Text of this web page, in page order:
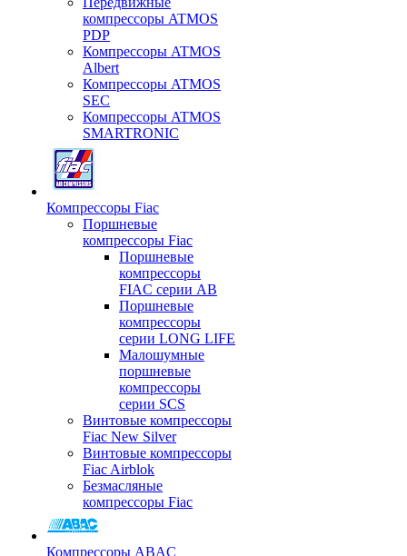
компрессоры ATMOS
PDP
Компрессоры ATMOS
Albert
Компрессоры ATMOS
SEC
Компрессоры ATMOS
SMARTRONIC
Компрессоры Fiac
Поршневые
компрессоры Fiac
Поршневые
компрессоры
FIAC серии AB
Поршневые
компрессоры
серии LONG LIFE
Малошумные
поршневые
компрессоры
серии SCS
Винтовые компрессоры
Fiac New Silver
Винтовые компрессоры
Fiac Airblok
Безмасляные
компрессоры Fiac
Компрессоры ABAC